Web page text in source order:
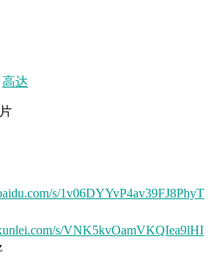
高达
s/1v06DYYvP4av39FJ8PhyT
s/VNK5kvOamVKQIea9lHI